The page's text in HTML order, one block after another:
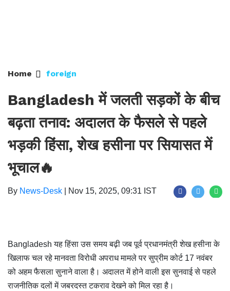
Home foreign
Bangladesh में जलती सड़कों के बीच
बढ़ता तनाव: अदालत के फैसले से पहले
भड़की हिंसा, शेख हसीना पर सियासत में
भूचाल🔥
By News-Desk Nov 15, 2025, 09:31 IST
Bangladesh यह हिंसा उस समय बढ़ी जब पूर्व प्रधानमंत्री शेख हसीना के
खिलाफ चल रहे मानवता विरोधी अपराध मामले पर सुप्रीम कोर्ट 17 नवंबर
को अहम फैसला सुनाने वाला है। अदालत में होने वाली इस सुनवाई से पहले
राजनीतिक दलों में जबरदस्त टकराव देखने को मिल रहा है।